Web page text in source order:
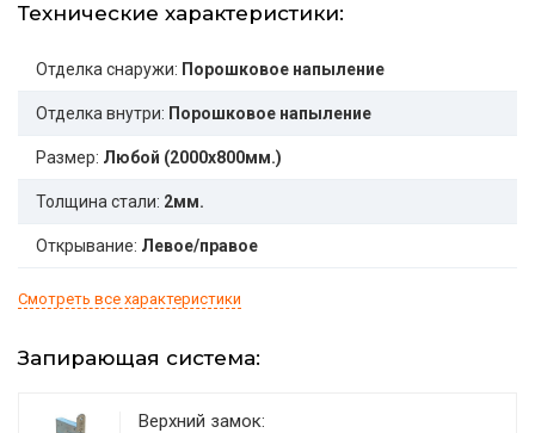
Технические характеристики:
Отделка снаружи: Порошковое напыление
Отделка внутри: Порошковое напыление
Размер: Любой (2000x800мм.)
Толщина стали: 2мм.
Открывание: Левое/правое
Смотреть все характеристики
Запирающая система:
Верхний замок: